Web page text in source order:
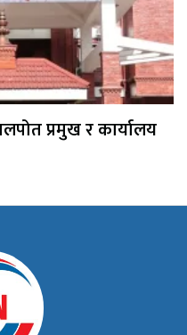
प्रमुख र कार्यालय